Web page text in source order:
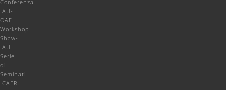
Conferenza
IAU-
OAE
Workshop
Shaw-
IAU
Serie
di
Seminati
ICAER